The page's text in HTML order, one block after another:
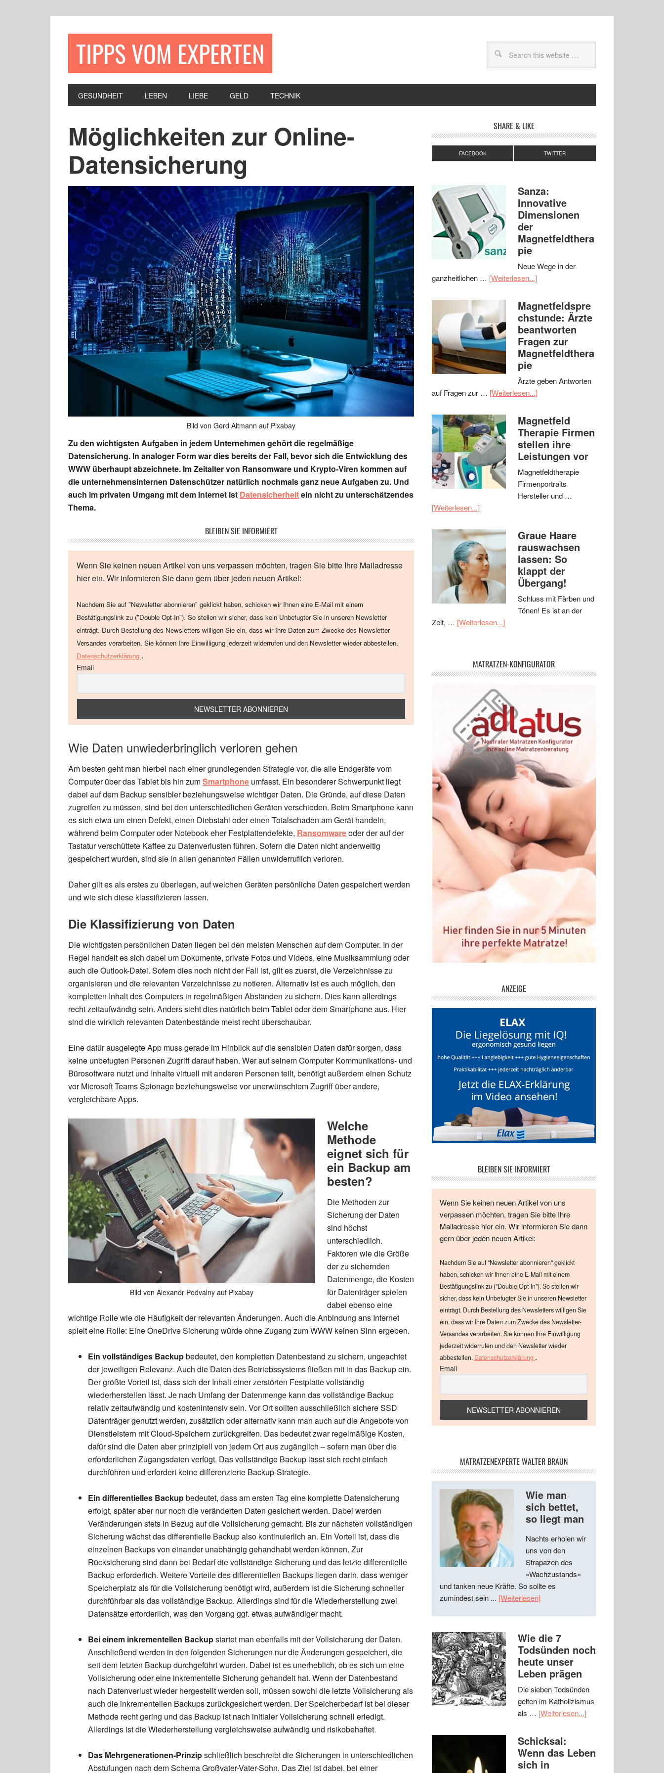
TIPPS VOM EXPERTEN
GESUNDHEIT LEBEN LIEBE GELD TECHNIK
Möglichkeiten zur Online-
Datensicherung
Bild von Gerd Altmann auf Pixabay
Zu den wichtigsten Aufgaben in jedem Unternehmen gehört die regelmäßige
Datensicherung. In analoger Form war dies bereits der Fall, bevor sich die Entwicklung des
WWW überhaupt abzeichnete. Im Zeitalter von Ransomware und Krypto-Viren kommen auf
die unternehmensinternen Datenschützer natürlich nochmals ganz neue Aufgaben zu. Und
auch im privaten Umgang mit dem Internet ist Datensicherheitein nicht zu unterschätzendes
Thema.
BLEIBEN SIE INFORMIERT
Wenn Sie keinen neuen Artikel von uns verpassen möchten, tragen Sie bitte Ihre Mailadresse
hier ein. Wir informieren Sie dann gern über jeden neuen Artikel:
Nachdem Sie auf "Newsletter abonnieren" geklickt haben, schicken wir Ihnen eine E-Mail mit einem
Bestätigungslink zu ("Double Opt-In"). So stellen wir sicher, dass kein Unbefugter Sie in unseren Newsletter
einträgt. Durch Bestellung des Newsletters willigen Sie ein, dass wir Ihre Daten zum Zwecke des Newsletter-
Versandes verarbeiten. Sie können Ihre Einwilligung jederzeit widerrufen und den Newsletter wieder abbestellen.
Datenschutzerklärung .
Email
Wie Daten unwiederbringlich verloren gehen
Am besten geht man hierbei nach einer grundlegenden Strategie vor, die alle Endgeräte vom
Computer über das Tablet bis hin zumSmartphone umfasst. Ein besonderer Schwerpunkt liegt
dabei auf dem Backup sensibler beziehungsweise wichtiger Daten. Die Gründe, auf diese Daten
zugreifen zu müssen, sind bei den unterschiedlichen Geräten verschieden. Beim Smartphone kann
es sich etwa um einen Defekt, einen Diebstahl oder einen Totalschaden am Gerät handeln,
während beim Computer oder Notebook eher Festplattendefekte, Ransomwareoder der auf der
Tastatur verschüttete Kaffee zu Datenverlusten führen. Sofern die Daten nicht anderweitig
gespeichert wurden, sind sie in allen genannten Fällen unwiderruflich verloren.
Daher gilt es als erstes zu überlegen, auf welchen Geräten persönliche Daten gespeichert werden
und wie sich diese klassifizieren lassen.
Die Klassifizierung von Daten
Die wichtigsten persönlichen Daten liegen bei den meisten Menschen auf dem Computer. In der
Regel handelt es sich dabei um Dokumente, private Fotos und Videos, eine Musiksammlung oder
auch die Outlook-Datei. Sofern dies noch nicht der Fall ist, gilt es zuerst, die Verzeichnisse zu
organisieren und die relevanten Verzeichnisse zu notieren. Alternativ ist es auch möglich, den
kompletten Inhalt des Computers in regelmäßigen Abständen zu sichern. Dies kann allerdings
recht zeitaufwändig sein. Anders sieht dies natürlich beim Tablet oder dem Smartphone aus. Hier
sind die wirklich relevanten Datenbestände meist recht überschaubar.
Eine dafür ausgelegte App muss gerade im Hinblick auf die sensiblen Daten dafür sorgen, dass
keine unbefugten Personen Zugriff darauf haben. Wer auf seinem Computer Kommunikations- und
Bürosoftware nutzt und Inhalte virtuell mit anderen Personen teilt, benötigt außerdem einen Schutz
vor Microsoft Teams Spionage beziehungsweise vor unerwünschtem Zugriff über andere,
vergleichbare Apps.
Bild von Alexandr Podvalny auf Pixabay
Welche
Methode
eignet sich für
ein Backup am
besten?
Die Methoden zur
Sicherung der Daten
sind höchst
unterschiedlich.
Faktoren wie die Größe
der zu sichernden
Datenmenge, die Kosten
für Datenträger spielen
dabei ebenso eine
wichtige Rolle wie die Häufigkeit der relevanten Änderungen. Auch die Anbindung ans Internet
spielt eine Rolle: Eine OneDrive Sicherung würde ohne Zugang zum WWW keinen Sinn ergeben.
Ein vollständiges Backupbedeutet, den kompletten Datenbestand zu sichern, ungeachtet
der jeweiligen Relevanz. Auch die Daten des Betriebssystems fließen mit in das Backup ein.
Der größte Vorteil ist, dass sich der Inhalt einer zerstörten Festplatte vollständig
wiederherstellen lässt. Je nach Umfang der Datenmenge kann das vollständige Backup
relativ zeitaufwändig und kostenintensiv sein. Vor Ort sollten ausschließlich sichere SSD
Datenträger genutzt werden, zusätzlich oder alternativ kann man auch auf die Angebote von
Dienstleistern mit Cloud-Speichern zurückgreifen. Das bedeutet zwar regelmäßige Kosten,
dafür sind die Daten aber prinzipiell von jedem Ort aus zugänglich – sofern man über die
erforderlichen Zugangsdaten verfügt. Das vollständige Backup lässt sich recht einfach
durchführen und erfordert keine differenzierte Backup-Strategie.
Ein differentielles Backupbedeutet, dass am ersten Tag eine komplette Datensicherung
erfolgt, später aber nur noch die veränderten Daten gesichert werden. Dabei werden
Veränderungen stets in Bezug auf die Vollsicherung gemacht. Bis zur nächsten vollständigen
Sicherung wächst das differentielle Backup also kontinuierlich an. Ein Vorteil ist, dass die
einzelnen Backups von einander unabhängig gehandhabt werden können. Zur
Rücksicherung sind dann bei Bedarf die vollständige Sicherung und das letzte differentielle
Backup erforderlich. Weitere Vorteile des differentiellen Backups liegen darin, dass weniger
Speicherplatz als für die Vollsicherung benötigt wird, außerdem ist die Sicherung schneller
durchführbar als das vollständige Backup. Allerdings sind für die Wiederherstellung zwei
Datensätze erforderlich, was den Vorgang ggf. etwas aufwändiger macht.
Bei einem inkrementellen Backupstartet man ebenfalls mit der Vollsicherung der Daten.
Anschließend werden in den folgenden Sicherungen nur die Änderungen gespeichert, die
seit dem letzten Backup durchgeführt wurden. Dabei ist es unerheblich, ob es sich um eine
Vollsicherung oder eine inkrementelle Sicherung gehandelt hat. Wenn der Datenbestand
nach Datenverlust wieder hergestellt werden soll, müssen sowohl die letzte Vollsicherung als
auch die inkrementellen Backups zurückgesichert werden. Der Speicherbedarf ist bei dieser
Methode recht gering und das Backup ist nach initialer Vollsicherung schnell erledigt.
Allerdings ist die Wiederherstellung vergleichsweise aufwändig und risikobehaftet.
Das Mehrgenerationen-Prinzipschließlich beschreibt die Sicherungen in unterschiedlichen
Abstufungen nach dem Schema Großvater-Vater-Sohn. Das Ziel ist dabei, bei einer
SHARE & LIKE
FACEBOOK TWITTER
Sanza:
Innovative
Dimensionen
der
Magnetfeldthera
pie
Neue Wege in der
ganzheitlichen … [Weiterlesen...]
Magnetfeldspre
chstunde: Ärzte
beantworten
Fragen zur
Magnetfeldthera
pie
Ärzte geben Antworten
auf Fragen zur … [Weiterlesen...]
Magnetfeld
Therapie Firmen
stellen ihre
Leistungen vor
Magnetfeldtherapie
Firmenportraits
Hersteller und …
[Weiterlesen...]
Graue Haare
rauswachsen
lassen: So
klappt der
Übergang!
Schluss mit Färben und
Tönen! Es ist an der
Zeit, … [Weiterlesen...]
MATRATZEN-KONFIGURATOR
ANZEIGE
BLEIBEN SIE INFORMIERT
Wenn Sie keinen neuen Artikel von uns
verpassen möchten, tragen Sie bitte Ihre
Mailadresse hier ein. Wir informieren Sie dann
gern über jeden neuen Artikel:
Nachdem Sie auf "Newsletter abonnieren" geklickt
haben, schicken wir Ihnen eine E-Mail mit einem
Bestätigungslink zu ("Double Opt-In"). So stellen wir
sicher, dass kein Unbefugter Sie in unseren Newsletter
einträgt. Durch Bestellung des Newsletters willigen Sie
ein, dass wir Ihre Daten zum Zwecke des Newsletter-
Versandes verarbeiten. Sie können Ihre Einwilligung
jederzeit widerrufen und den Newsletter wieder
abbestellen. Datenschutzerklärung .
Email
MATRATZENEXPERTE WALTER BRAUN
Wie man
sich bettet,
so liegt man
Nachts erholen wir
uns von den
Strapazen des
»Wachzustands«
und tanken neue Kräfte. So sollte es
zumindest sein ... [Weiterlesen]
Wie die 7
Todsünden noch
heute unser
Leben prägen
Die sieben Todsünden
gelten im Katholizismus
als … [Weiterlesen...]
Schicksal:
Wenn das Leben
sich in